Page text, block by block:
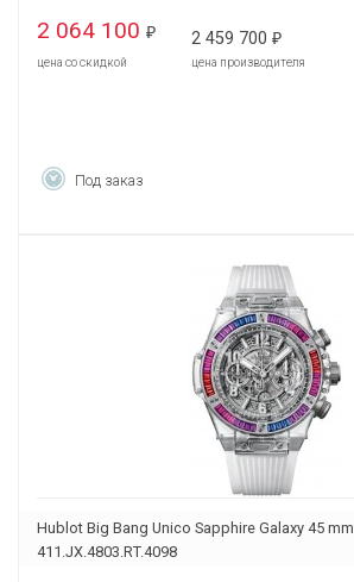
2 064 100 ₽
цена со скидкой
2 459 700 ₽
цена производителя
Под заказ
Hublot Big Bang Unico Sapphire Galaxy 45 mm
411.JX.4803.RT.4098